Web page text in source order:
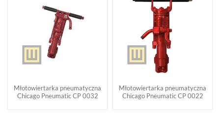
Młotowiertarka pneumatyczna
Chicago Pneumatic CP 0032
Młotowiertarka pneumatyczna
Chicago Pneumatic CP 0022